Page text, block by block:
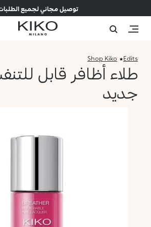
توصيل مجاني لجميع
Edits
Shop Kiko
طلاء أظافر قابل
جديد